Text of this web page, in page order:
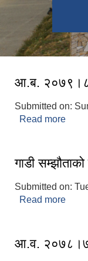
आ.ब.
Submitted on:
Read more
गाडी
Submitted on:
Read more
आ.व.